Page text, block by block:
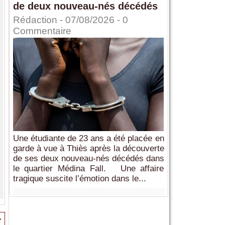
de deux nouveau-nés décédés
Rédaction - 07/08/2026 - 0
Commentaire
Une étudiante de 23 ans a été placée en
garde à vue à Thiès après la découverte
de ses deux nouveau-nés décédés dans
le quartier Médina Fall. Une affaire
tragique suscite l’émotion dans le...